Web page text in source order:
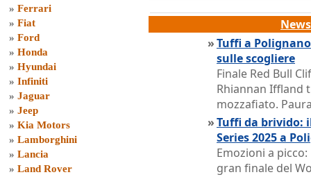
» Ferrari
» Fiat
» Ford
» Honda
» Hyundai
» Infiniti
» Jaguar
» Jeep
» Kia Motors
» Lamborghini
» Lancia
» Land Rover
»Tuffi a
sulle scogliere
Finale Red Bull
Rhiannan Iffland
mozzafiato.
»Tuffi da brivido:
Series 2025 a
Emozioni a
gran finale del